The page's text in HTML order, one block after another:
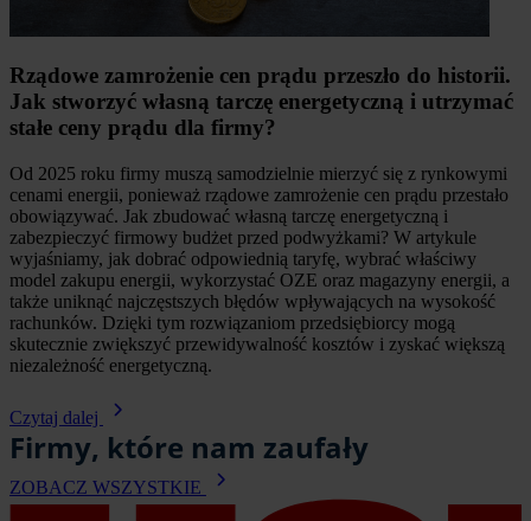
Rządowe zamrożenie cen prądu przeszło do historii.
Jak stworzyć własną tarczę energetyczną i utrzymać
stałe ceny prądu dla firmy?
Od 2025 roku firmy muszą samodzielnie mierzyć się z rynkowymi
cenami energii, ponieważ rządowe zamrożenie cen prądu przestało
obowiązywać. Jak zbudować własną tarczę energetyczną i
zabezpieczyć firmowy budżet przed podwyżkami? W artykule
wyjaśniamy, jak dobrać odpowiednią taryfę, wybrać właściwy
model zakupu energii, wykorzystać OZE oraz magazyny energii, a
także uniknąć najczęstszych błędów wpływających na wysokość
rachunków. Dzięki tym rozwiązaniom przedsiębiorcy mogą
skutecznie zwiększyć przewidywalność kosztów i zyskać większą
niezależność energetyczną.
Czytaj dalej
Firmy, które nam zaufały
ZOBACZ WSZYSTKIE